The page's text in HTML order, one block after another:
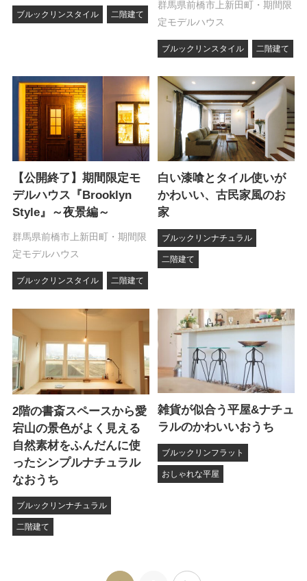
ブルックリンスタイル 二階建て
群馬県前橋市上新田町・期間限
定モデルハウス
ブルックリンスタイル 二階建て
【公開終了】期間限定モ
デルハウス『Brooklyn
Style』～夜景編～
群馬県前橋市上新田町・期間限
定モデルハウス
ブルックリンスタイル 二階建て
白い漆喰とタイル使いが
かわいい、古民家風のお
家
ブルックリンナチュラル
二階建て
2階の書斎スペースから愛
宕山の景色がよく見える
自然素材をふんだんに使
ったシンプルナチュラル
なおうち
ブルックリンナチュラル
二階建て
雑貨が似合う平屋&ナチュ
ラルのかわいいおうち
ブルックリンフラット
おしゃれな平屋